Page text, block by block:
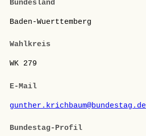
Bundesland
Baden-Wuerttemberg
Wahlkreis
WK 279
E-Mail
gunther.krichbaum@bundestag.de
Bundestag-Profil